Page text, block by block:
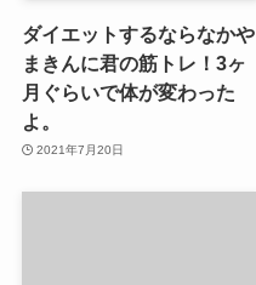
ダイエットするならなかや
まきんに君の筋トレ！3ヶ
月ぐらいで体が変わった
よ。
2021年7月20日